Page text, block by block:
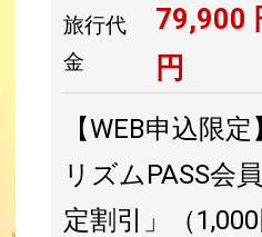
旅行代
金
79,900
円
【WEB申込限
リズムPASS会
定割引」（